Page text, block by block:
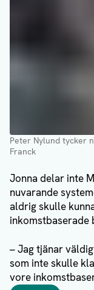
Peter Nylund tycker
Franck
Jonna delar inte
nuvarande
aldrig skulle
inkomstbaserade
– Jag tjänar
som inte skulle
vore